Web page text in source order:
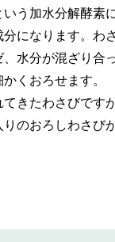
う加水分解酵素
になります。わ
水分が混ざり合
くおろせます。
きたわさびです
のおろしわさび